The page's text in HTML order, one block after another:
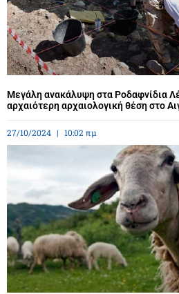
Μεγάλη ανακάλυψη στα Ροδαφνίδια
αρχαιότερη αρχαιολογική θέση στο
27/10/2024 10:02 πμ